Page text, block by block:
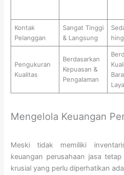
Kontak
Pelanggan
Sangat Tinggi
& Langsung
Pengukuran
Kualitas
Berdasarkan
Kepuasan &
Pengalaman
Mengelola Keuangan
Meski tidak memiliki
keuangan perusahaan jasa
krusial yang perlu diperhatikan